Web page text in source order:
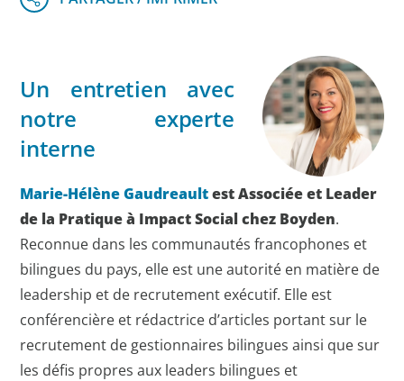
Un entretien avec
notre experte
interne
Marie-Hélène Gaudreaultest Associée et Leader
de la Pratique à Impact Social chez Boyden.
Reconnue dans les communautés francophones et
bilingues du pays, elle est une autorité en matière de
leadership et de recrutement exécutif. Elle est
conférencière et rédactrice d’articles portant sur le
recrutement de gestionnaires bilingues ainsi que sur
les défis propres aux leaders bilingues et